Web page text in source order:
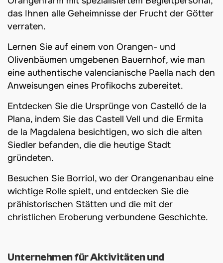
das Ihnen alle Geheimnisse der Frucht der Götter
verraten.
Lernen Sie auf einem von Orangen- und
Olivenbäumen umgebenen Bauernhof, wie man
eine authentische valencianische Paella nach den
Anweisungen eines Profikochs zubereitet.
Entdecken Sie die Ursprünge von Castelló de la
Plana, indem Sie das Castell Vell und die Ermita
de la Magdalena besichtigen, wo sich die alten
Siedler befanden, die die heutige Stadt
gründeten.
Besuchen Sie Borriol, wo der Orangenanbau eine
wichtige Rolle spielt, und entdecken Sie die
prähistorischen Stätten und die mit der
christlichen Eroberung verbundene Geschichte.
Unternehmen für Aktivitäten und